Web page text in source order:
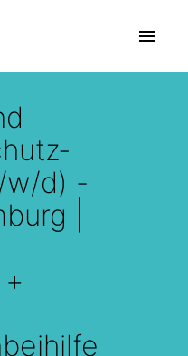
w/d) -
|